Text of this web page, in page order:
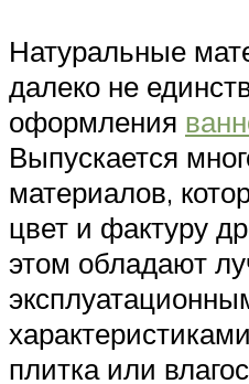
Натуральные
далеко не
оформления
Выпускается
материалов,
цвет и фактуру
этом обладают
плитка или